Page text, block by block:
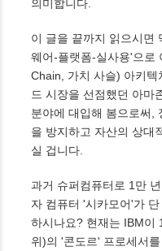
의미합니다.
이 글을 끝까지 읽으시면
웨어-플랫폼-실사용'으로
Chain, 가치 사슬) 아키
드 시장을 선점했던 아마
분야에 대입해 봄으로써,
을 방지하고 자산의 상대
실 겁니다.
과거 슈퍼컴퓨터로 1만
자 컴퓨터 '시카모어'가
하시나요? 현재는 IBM이
위)의 '콘도르' 프로세서